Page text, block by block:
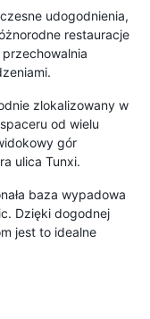
udogodnienia,
restauracje
zlokalizowany w
od wielu
gór
ulica Tunxi.
baza wypadowa
Dzięki dogodnej
jest to idealne